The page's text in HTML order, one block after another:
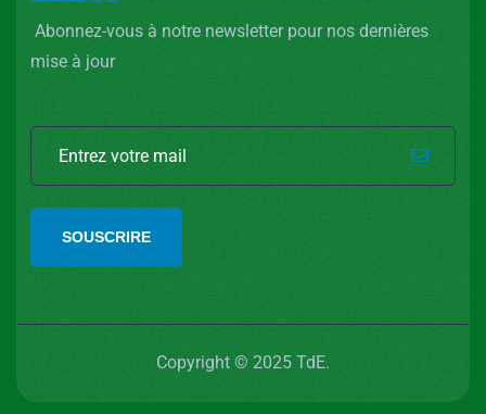
Abonnez-vous à notre newsletter pour nos dernières
mise à jour
SOUSCRIRE
Copyright © 2025 TdE.